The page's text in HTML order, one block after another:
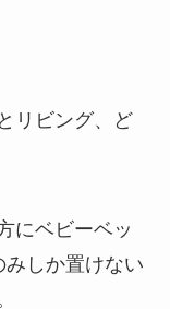
リビング、ど
にベビーベッ
みしか置けない